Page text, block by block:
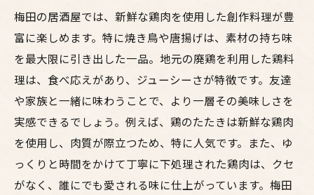
居酒屋での夜が特別になる理由
思い出に残る呑みの時間の過ごし方
東通りで訪れるべき居酒屋の魅力
居酒屋での楽しい夜の演出法
梅田の夜を彩る居酒屋の選び方
心に残る居酒屋でのエピソード
東通りで発見する新鮮な鶏料理とクラフトビー
ルの至福
梅田の居酒屋では、新鮮な鶏肉を使用した創作料理が豊
富に楽しめます。特に焼き鳥や唐揚げは、素材の持ち味
を最大限に引き出した一品。地元の廃鶏を利用した鶏料
理は、食べ応えがあり、ジューシーさが特徴です。友達
や家族と一緒に味わうことで、より一層その美味しさを
実感できるでしょう。例えば、鶏のたたきは新鮮な鶏肉
を使用し、肉質が際立つため、特に人気です。また、ゆ
っくりと時間をかけて丁寧に下処理された鶏肉は、クセ
がなく、誰にでも愛される味に仕上がっています。梅田